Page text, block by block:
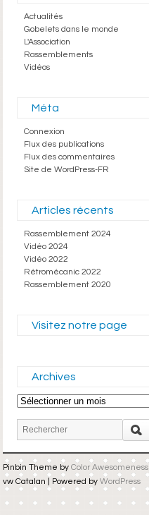
Actualités
Gobelets dans le monde
L'Association
Rassemblements
Vidéos
Méta
Connexion
Flux des publications
Flux des commentaires
Site de WordPress-FR
Articles récents
Rassemblement 2024
Vidéo 2024
Vidéo 2022
Rétromécanic 2022
Rassemblement 2020
Visitez notre page
Archives
Archives
Pinbin Theme by Color Awesomeness
vw Catalan | Powered by WordPress